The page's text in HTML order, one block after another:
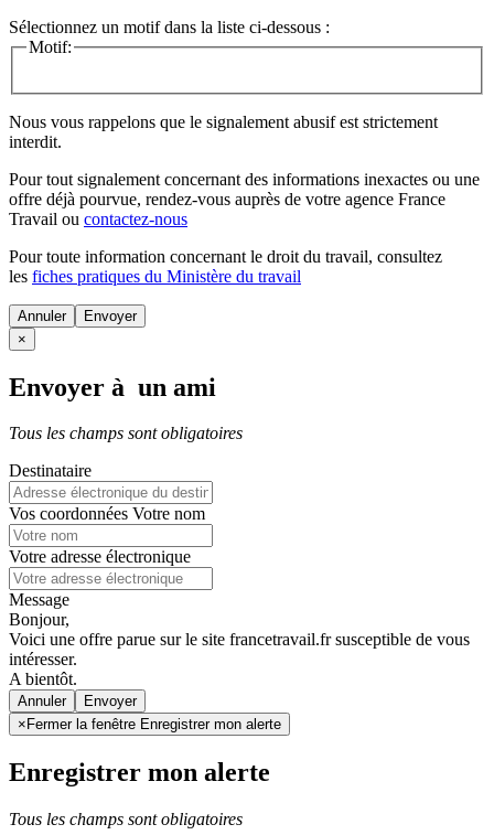
Sélectionnez un motif dans la liste ci-dessous :
Motif:
Nous vous rappelons que le signalement abusif est strictement
interdit.
Pour tout signalement concernant des informations inexactes ou une
offre déjà pourvue, rendez-vous auprès de votre agence France
Travail ou contactez-nous
Pour toute information concernant le droit du travail, consultez
les fiches pratiques du Ministère du travail
Annuler
×
Envoyer à un ami
Tous les champs sont obligatoires
Destinataire
Vos coordonnées Votre nom
Votre adresse électronique
Message
Bonjour,
Voici une offre parue sur le site francetravail.fr susceptible de vous
intéresser.
A bientôt.
Annuler
× Fermer la fenêtre Enregistrer mon alerte
Enregistrer mon alerte
Tous les champs sont obligatoires